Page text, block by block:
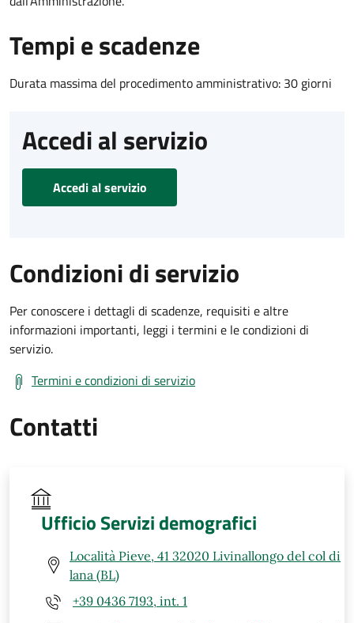
Tempi e scadenze
Durata massima del procedimento amministrativo: 30 giorni
Accedi al servizio
Accedi al servizio
Condizioni di servizio
Per conoscere i dettagli di scadenze, requisiti e altre
informazioni importanti, leggi i termini e le condizioni di
servizio.
Termini e condizioni di servizio
Contatti
Ufficio Servizi demografici
Località Pieve, 41 32020 Livinallongo del col di
lana (BL)
+39 0436 7193, int. 1